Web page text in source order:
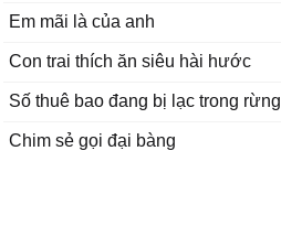
Em mãi là của anh
Con trai thích ăn siêu hài hước
Số thuê bao đang bị lạc trong rừng
Chim sẻ gọi đại bàng